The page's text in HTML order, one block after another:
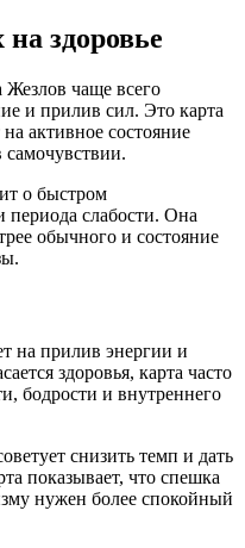
здоровье
Жезлов чаще всего
и прилив сил. Это карта
активное состояние
о быстром
периода слабости. Она
обычного и состояние
на прилив энергии и
здоровья, карта часто
бодрости и внутреннего
снизить темп и дать
показывает, что спешка
нужен более спокойный